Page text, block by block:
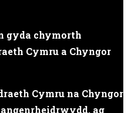
gyda chymorth
Cymru a Chyngor
Cymru na Chyngor
ag